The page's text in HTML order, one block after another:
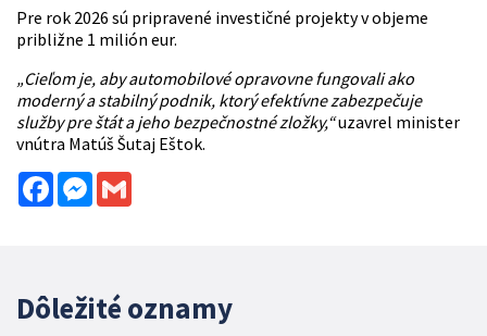
Pre rok 2026 sú pripravené investičné projekty v objeme
približne 1 milión eur.
„Cieľom je, aby automobilové opravovne fungovali ako
moderný a stabilný podnik, ktorý efektívne zabezpečuje
služby pre štát a jeho bezpečnostné zložky,“uzavrel minister
vnútra Matúš Šutaj Eštok.
FacebookMessenger
Dôležité oznamy